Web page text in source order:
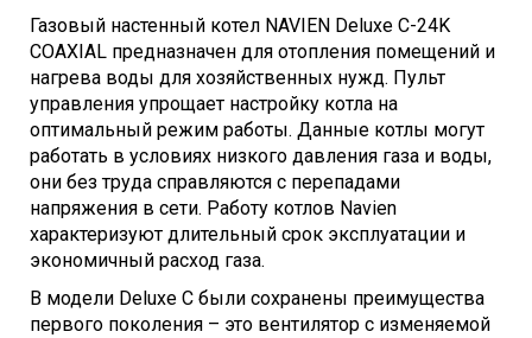
Газовый настенный котел NAVIEN Deluxe C-24K
COAXIAL предназначен для отопления помещений и
нагрева воды для хозяйственных нужд. Пульт
управления упрощает настройку котла на
оптимальный режим работы. Данные котлы могут
работать в условиях низкого давления газа и воды,
они без труда справляются с перепадами
напряжения в сети. Работу котлов Navien
характеризуют длительный срок эксплуатации и
экономичный расход газа.
В модели Deluxe C были сохранены преимущества
первого поколения – это вентилятор с изменяемой